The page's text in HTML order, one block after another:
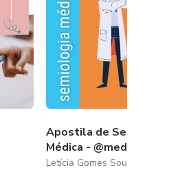
Apostila de Semiologia
Médica - @medibulandia
Letícia Gomes Souto Maior